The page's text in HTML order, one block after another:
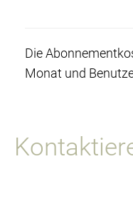
Die
Monat und